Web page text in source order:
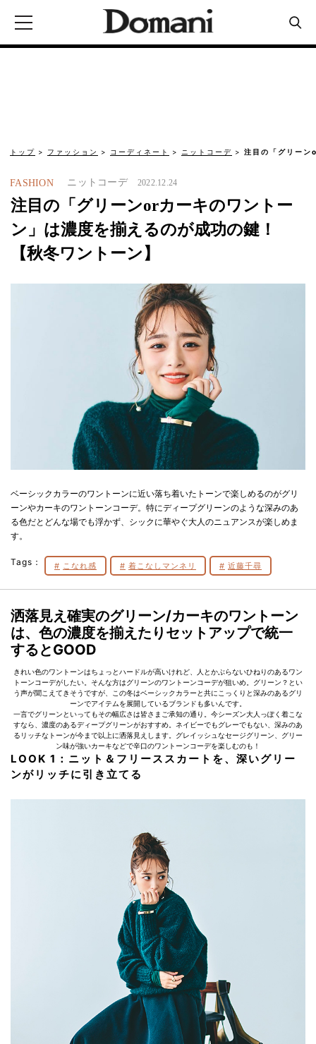
トップ ファッション コーディネート ニットコーデ 注目の「グリーン
FASHION ニットコーデ 2022.12.24
注目の「グリーンorカーキのワントー
ン」は濃度を揃えるのが成功の鍵！
【秋冬ワントーン】
ベーシックカラーのワントーンに近い落ち着いたトーンで楽しめるのがグリ
ーンやカーキのワントーンコーデ。特にディープグリーンのような深みのあ
る色だとどんな場でも浮かず、シックに華やぐ大人のニュアンスが楽しめま
す。
Tags： こなれ感 着こなしマンネリ 近藤千尋
洒落見え確実のグリーン/カーキのワントーン
は、色の濃度を揃えたりセットアップで統一
するとGOOD
きれい色のワントーンはちょっとハードルが高いけれど、人とかぶらないひねりのあるワン
トーンコーデがしたい。そんな方はグリーンのワントーンコーデが狙いめ。グリーン？とい
う声が聞こえてきそうですが、この冬はベーシックカラーと共にこっくりと深みのあるグリ
ーンでアイテムを展開しているブランドも多いんです。
一言でグリーンといってもその幅広さは皆さまご承知の通り。今シーズン大人っぽく着こな
すなら、濃度のあるディープグリーンがおすすめ。ネイビーでもグレーでもない、深みのあ
るリッチなトーンが今まで以上に洒落見えします。グレイッシュなセージグリーン、グリー
ン味が強いカーキなどで辛口のワントーンコーデを楽しむのも！
LOOK 1：ニット＆フリーススカートを、深いグリー
ンがリッチに引き立てる